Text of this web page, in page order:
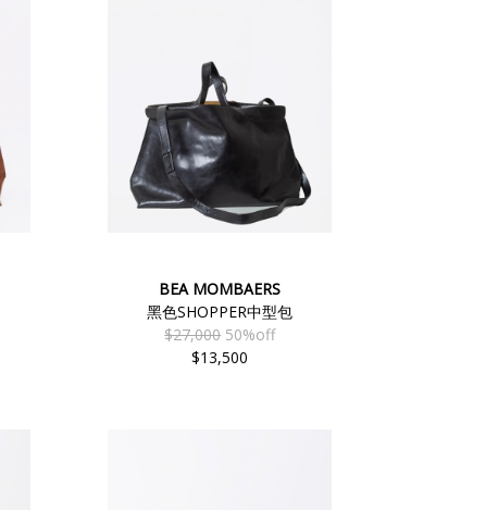
BEA MOMBAERS
黑色SHOPPER中型包
$27,000 50%off
$13,500